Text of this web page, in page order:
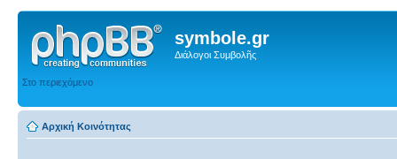
symbole.gr
Διάλογοι Συμβολῆς
Στο περιεχόμενο
Αρχική Κοινότητας